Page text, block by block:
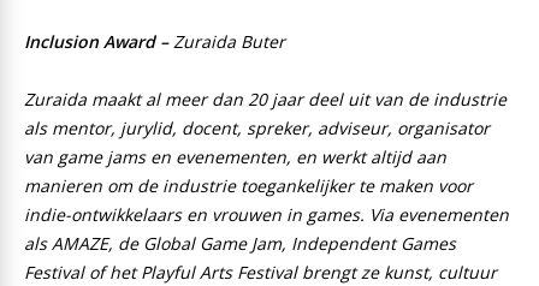
Inclusion Award –Zuraida Buter
Zuraida maakt al meer dan 20 jaar deel uit van de industrie
als mentor, jurylid, docent, spreker, adviseur, organisator
van game jams en evenementen, en werkt altijd aan
manieren om de industrie toegankelijker te maken voor
indie-ontwikkelaars en vrouwen in games. Via evenementen
als AMAZE, de Global Game Jam, Independent Games
Festival of het Playful Arts Festival brengt ze kunst, cultuur